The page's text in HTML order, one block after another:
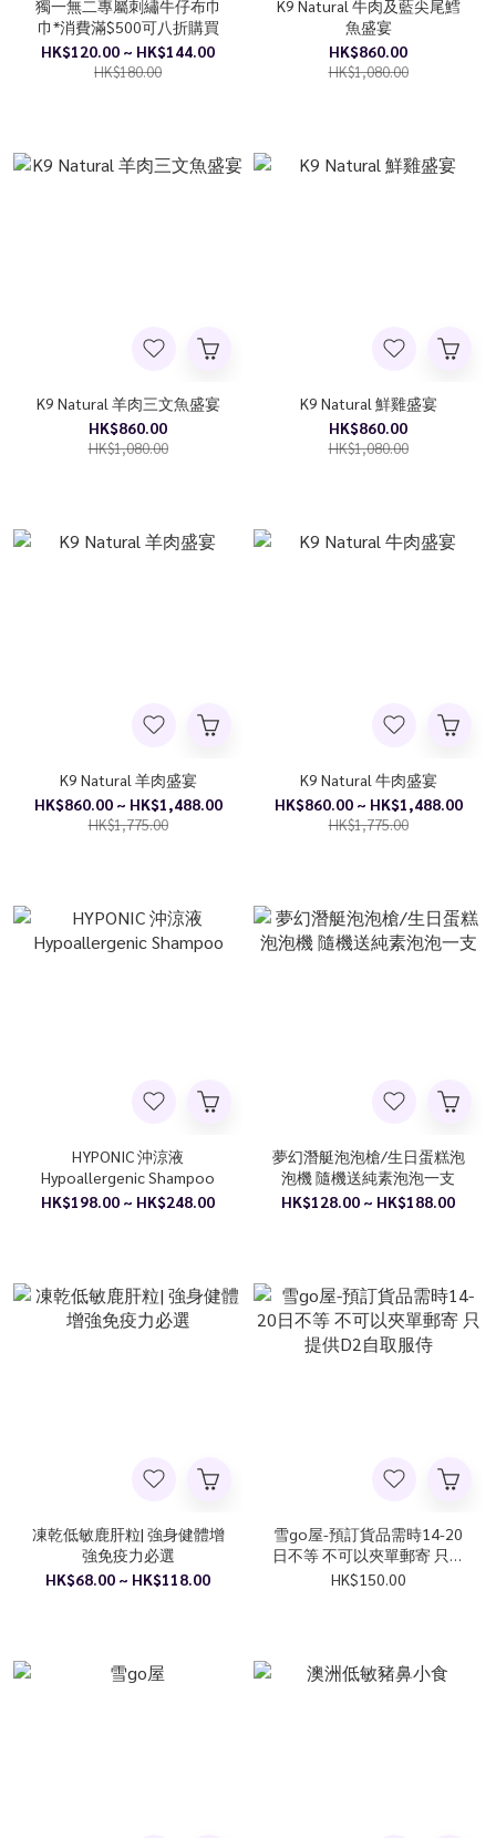
獨一無二專屬刺繡牛仔布巾
巾*消費滿$500可八折購買
HK$120.00 ~ HK$144.00
HK$180.00
K9 Natural 牛肉及藍尖尾鱈
魚盛宴
HK$860.00
HK$1,080.00
K9 Natural 羊肉三文魚盛宴
HK$860.00
HK$1,080.00
K9 Natural 鮮雞盛宴
HK$860.00
HK$1,080.00
K9 Natural 羊肉盛宴
HK$860.00 ~ HK$1,488.00
HK$1,775.00
K9 Natural 牛肉盛宴
HK$860.00 ~ HK$1,488.00
HK$1,775.00
HYPONIC 沖涼液
Hypoallergenic Shampoo
HK$198.00 ~ HK$248.00
夢幻潛艇泡泡槍/生日蛋糕泡
泡機 隨機送純素泡泡一支
HK$128.00 ~ HK$188.00
凍乾低敏鹿肝粒| 強身健體增
強免疫力必選
HK$68.00 ~ HK$118.00
雪go屋-預訂貨品需時14-20
日不等 不可以夾單郵寄 只提
供D2自取服侍
HK$150.00